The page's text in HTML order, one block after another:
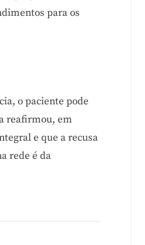
para os
o paciente pode
reafirmou, em
e que a recusa
rede é da